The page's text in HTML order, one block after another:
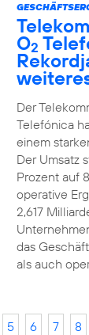
O2
Der
Telefónica
einem
Der Umsatz
Prozent auf
operative
2,617
das
als auch
5 6 7 8